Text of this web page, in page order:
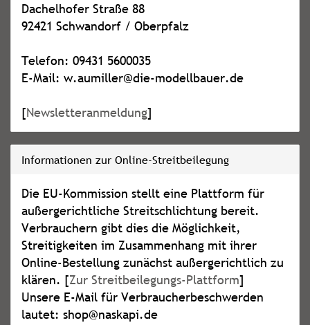
Dachelhofer Straße 88
92421 Schwandorf / Oberpfalz
Telefon: 09431 5600035
E-Mail: w.aumiller@die-modellbauer.de
[Newsletteranmeldung]
Informationen zur Online-Streitbeilegung
Die EU-Kommission stellt eine Plattform für
außergerichtliche Streitschlichtung bereit.
Verbrauchern gibt dies die Möglichkeit,
Streitigkeiten im Zusammenhang mit ihrer
Online-Bestellung zunächst außergerichtlich zu
klären. [Zur Streitbeilegungs-Plattform]
Unsere E-Mail für Verbraucherbeschwerden
lautet: shop@naskapi.de